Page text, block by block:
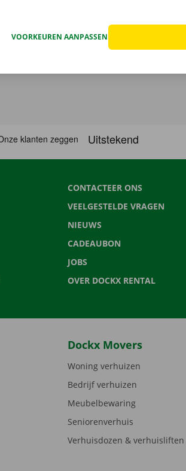
CONTACTEER ONS
VEELGESTELDE VRAGEN
NIEUWS
CADEAUBON
JOBS
OVER DOCKX RENTAL
Dockx Movers
Woning verhuizen
Bedrijf verhuizen
Meubelbewaring
Seniorenverhuis
Verhuisdozen & verhuisliften
VOORKEUREN AANPASSEN